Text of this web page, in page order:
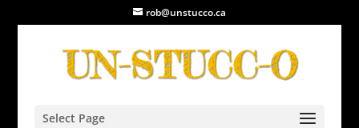
rob@unstucco.ca
Select Page